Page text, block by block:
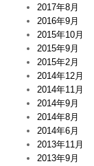
2017年8月
2016年9月
2015年10月
2015年9月
2015年2月
2014年12月
2014年11月
2014年9月
2014年8月
2014年6月
2013年11月
2013年9月